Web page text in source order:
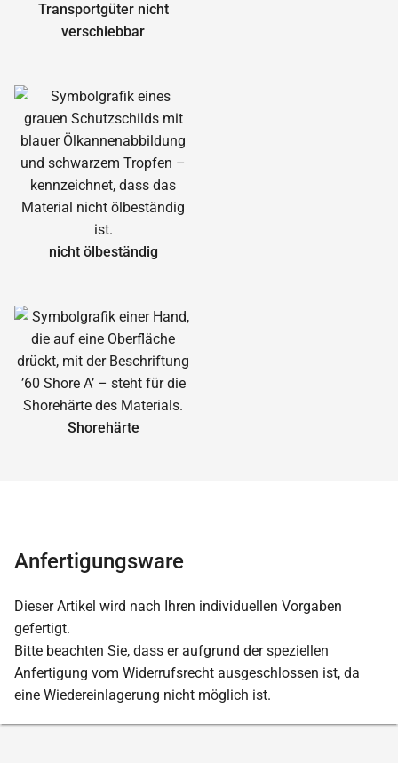
Transportgüter nicht
verschiebbar
nicht ölbeständig
Shorehärte
Anfertigungsware
Dieser Artikel wird nach Ihren individuellen Vorgaben
gefertigt.
Bitte beachten Sie, dass er aufgrund der speziellen
Anfertigung vom Widerrufsrecht ausgeschlossen ist, da
eine Wiedereinlagerung nicht möglich ist.